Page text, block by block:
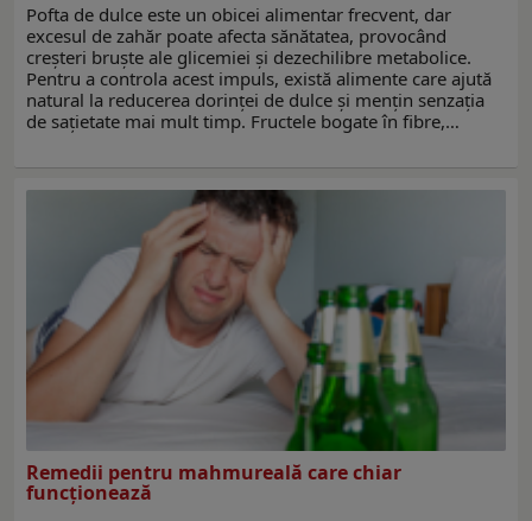
Pofta de dulce este un obicei alimentar frecvent, dar
excesul de zahăr poate afecta sănătatea, provocând
creșteri bruște ale glicemiei și dezechilibre metabolice.
Pentru a controla acest impuls, există alimente care ajută
natural la reducerea dorinței de dulce și mențin senzația
de sațietate mai mult timp. Fructele bogate în fibre,…
Remedii pentru mahmureală care chiar
funcționează